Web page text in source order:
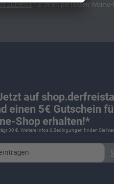
Zubehörfür ihren perfekten
auf
einen 5€ Gutschein
Shop erhalten!*
30 €. Weitere Infos & Bedingungen finden Sie hier.